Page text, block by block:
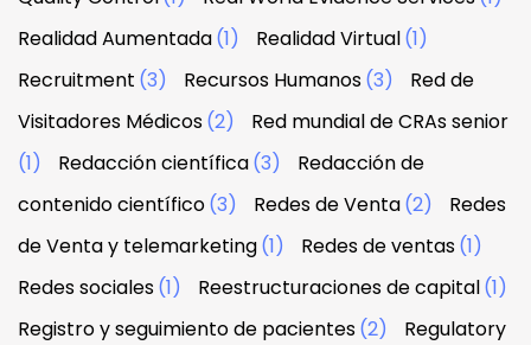
Realidad Aumentada(1) Realidad Virtual(1)
Recruitment (3) Recursos Humanos(3)
Red de
Visitadores Médicos(2)
Red mundial de CRAs senior
(1)
Redacción científica(3)
Redacción de
contenido científico(3) Redes de Venta(2)
Redes
de Venta y telemarketing(1) Redes de ventas(1)
Redes sociales(1) Reestructuraciones de capital(1)
Registro y seguimiento de pacientes(2)
Regulatory